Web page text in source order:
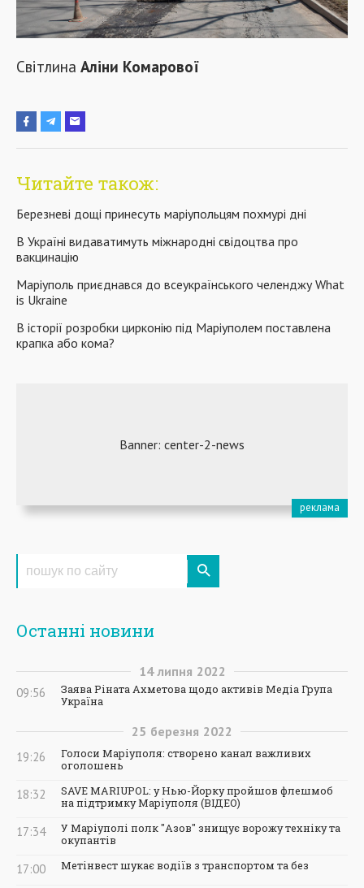
Світлина Аліни Комарової
Читайте також:
Березневі дощі принесуть маріупольцям похмурі дні
В Україні видаватимуть міжнародні свідоцтва про
вакцинацію
Маріуполь приєднався до всеукраїнського челенджу What
is Ukraine
В історії розробки цирконію під Маріуполем поставлена
крапка або кома?
Останні новини
14 липня 2022
09:56
Заява Ріната Ахметова щодо активів Медіа Група
Україна
25 березня 2022
19:26
Голоси Маріуполя: створено канал важливих
оголошень
18:32
SAVE MARIUPOL: у Нью-Йорку пройшов флешмоб
на підтримку Маріуполя (ВІДЕО)
17:34
У Маріуполі полк "Азов" знищує ворожу техніку та
окупантів
17:00 Метінвест шукає водіїв з транспортом та без